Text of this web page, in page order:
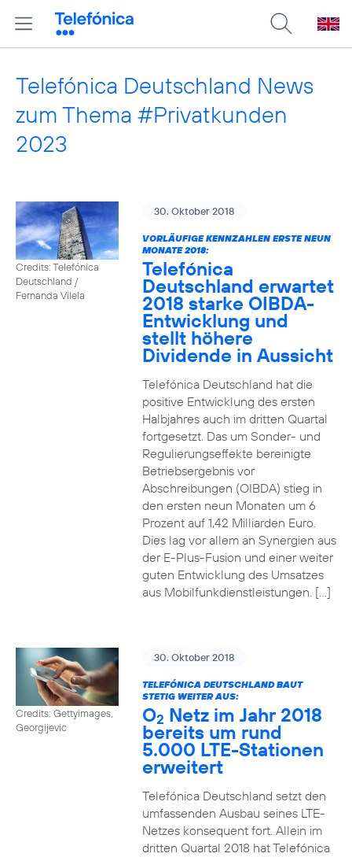
Telefónica Deutschland News
zum Thema #Privatkunden
2023
Credits: Telefónica
Deutschland /
Fernanda Vilela
30. Oktober 2018
VORLÄUFIGE KENNZAHLEN ERSTE NEUN
MONATE 2018:
Telefónica
Deutschland erwartet
2018 starke OIBDA-
Entwicklung und
stellt höhere
Dividende in Aussicht
Telefónica Deutschland hat die
positive Entwicklung des ersten
Halbjahres auch im dritten Quartal
fortgesetzt. Das um Sonder- und
Regulierungseffekte bereinigte
Betriebsergebnis vor
Abschreibungen (OIBDA) stieg in
den ersten neun Monaten um 6
Prozent auf 1,42 Milliarden Euro.
Dies lag vor allem an Synergien aus
der E-Plus-Fusion und einer weiter
guten Entwicklung des Umsatzes
aus Mobilfunkdienstleistungen. […]
Credits: Gettyimages,
Georgijevic
30. Oktober 2018
TELEFÓNICA DEUTSCHLAND BAUT
STETIG WEITER AUS:
O2 Netz im Jahr 2018
bereits um rund
5.000 LTE-Stationen
erweitert
Telefónica Deutschland setzt den
umfassenden Ausbau seines LTE-
Netzes konsequent fort. Allein im
dritten Quartal 2018 hat Telefónica